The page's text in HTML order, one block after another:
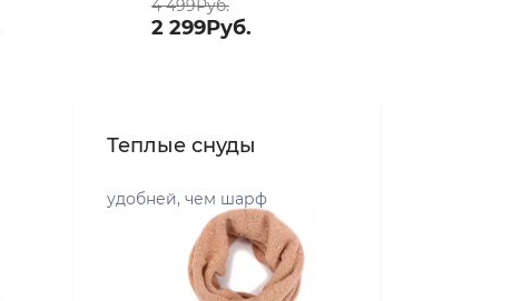
4 499Руб.
2 299Руб.
Теплые снуды
удобней, чем шарф